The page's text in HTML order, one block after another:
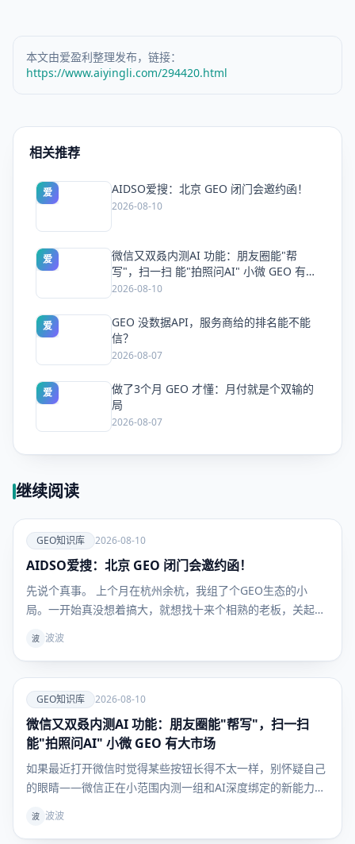
本文由爱盈利整理发布，链接：
https://www.aiyingli.com/294420.html
相关推荐
爱 AIDSO爱搜：北京 GEO 闭门会邀约函！
2026-08-10
爱
微信又双叒内测AI 功能：朋友圈能"帮
写"，扫一扫 能"拍照问AI" 小微 GEO 有大
市场
2026-08-10
爱
GEO 没数据API，服务商给的排名能不能
信？
2026-08-07
爱
做了3个月 GEO 才懂：月付就是个双输的
局
2026-08-07
继续阅读
爱
GEO知识
GEO知识库 2026-08-10
AIDSO爱搜：北京 GEO 闭门会邀约函！
先说个真事。 上个月在杭州余杭，我组了个GEO生态的小
局。一开始真没想着搞大，就想找十来个相熟的老板，关起门
结果消息一放出去，根本收不住。当天现场呼呼来了40多号
波 波波
爱
GEO知识
库
GEO知识库 2026-08-10
微信又双叒内测AI 功能：朋友圈能"帮写"，扫一扫
能"拍照问AI" 小微 GEO 有大市场
如果最近打开微信时觉得某些按钮长得不太一样，别怀疑自己
的眼睛——微信正在小范围内测一组和AI深度绑定的新能力，
用户晒出的界面来看，这次更新主要落在两处：一是发布朋友
波 波波